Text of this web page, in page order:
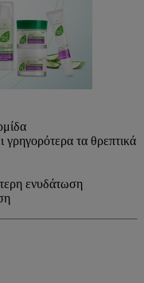
γρηγορότερα τα θρεπτικά
ενυδάτωση